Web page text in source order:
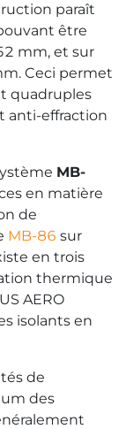
paraît
être
mm, et sur
Ceci permet
quadruples
anti-effraction
MB-
en matière
de
MB-86 sur
en trois
thermique
AERO
isolants en
de
des